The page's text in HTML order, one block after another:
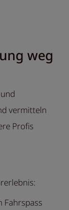
weg
vermitteln
Profis
Fahrspass